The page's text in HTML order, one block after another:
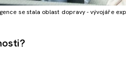
se stala oblast dopravy - vývojáře